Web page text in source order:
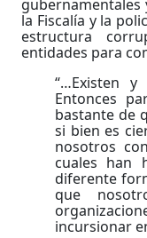
gubernamentales
la Fiscalía y la
estructura
entidades para
“…Existen y
Entonces
bastante de
si bien es
nosotros
cuales han
diferente
que
incursionar